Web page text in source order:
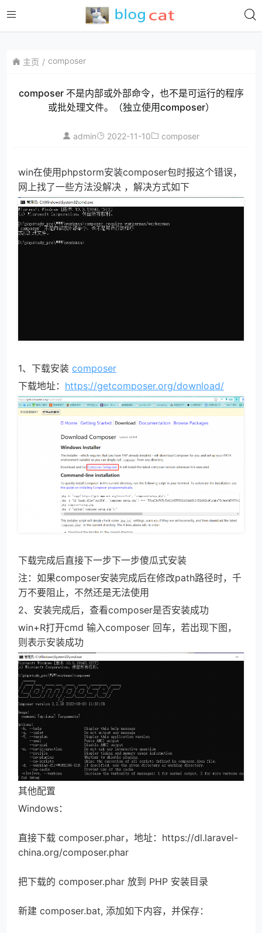
主页 composer
composer 不是内部或外部命令，也不是可运行的程序
或批处理文件。（独立使用composer）
admin 2022-11-10 composer
win在使用phpstorm安装composer包时报这个错误，
网上找了一些方法没解决 ，解决方式如下
1、下载安装 composer
下载地址： https://getcomposer.org/download/
下载完成后直接下一步下一步傻瓜式安装
注：如果composer安装完成后在修改path路径时，千
万不要阻止，不然还是无法使用
2、安装完成后，查看composer是否安装成功
win+R打开cmd 输入composer 回车，若出现下图，
则表示安装成功
其他配置
Windows：
直接下载 composer.phar，地址：https://dl.laravel-
china.org/composer.phar
把下载的 composer.phar 放到 PHP 安装目录
新建 composer.bat, 添加如下内容，并保存：